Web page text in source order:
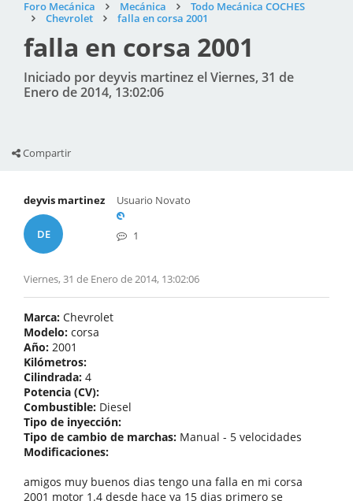
Foro Mecánica Mecánica
Todo Mecánica COCHES
Chevrolet
falla en corsa 2001
falla en corsa 2001
Iniciado por deyvis martinez el Viernes, 31 de
Enero de 2014, 13:02:06
Compartir
deyvis martinez
DE
Usuario Novato
1
Viernes, 31 de Enero de 2014, 13:02:06
Marca: Chevrolet
Modelo: corsa
Año: 2001
Kilómetros:
Cilindrada: 4
Potencia (CV):
Combustible: Diesel
Tipo de inyección:
Tipo de cambio de marchas: Manual - 5 velocidades
Modificaciones:
amigos muy buenos dias tengo una falla en mi corsa
2001 motor 1.4 desde hace ya 15 dias primero se